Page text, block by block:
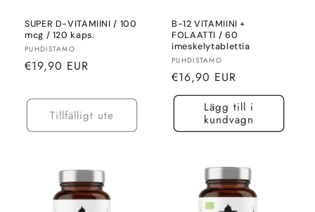
SUPER D-VITAMIINI / 100
mcg / 120 kaps.
Säljare:
PUHDISTAMO
Normalt
€19,90 EUR
Tillfälligt ute
B-12 VITAMIINI +
FOLAATTI / 60
imeskelytablettia
Säljare:
PUHDISTAMO
Normalt
pris
€16,90 EUR
Lägg till i
kundvagn